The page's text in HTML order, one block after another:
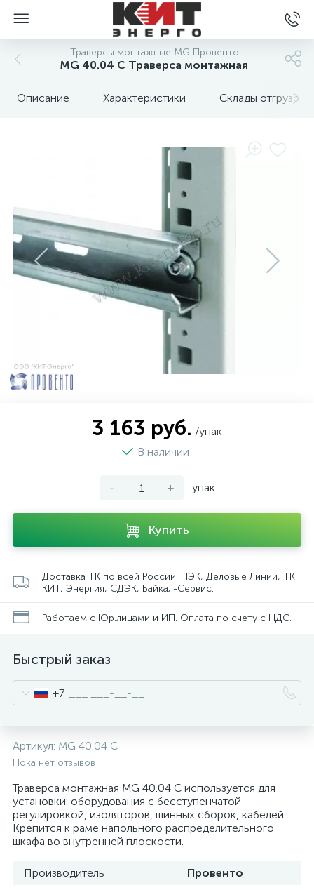
Траверсы монтажные MG Провенто
MG 40.04 C Траверса монтажная
Описание Характеристики Склады отгрузок
3 163 руб. /упак
В наличии
- + упак
Купить
Доставка ТК по всей России: ПЭК, Деловые Линии, ТК
КИТ, Энергия, СДЭК, Байкал-Сервис.
Работаем с Юр.лицами и ИП. Оплата по счету с НДС.
Быстрый заказ
+7
Артикул: MG 40.04 C
Пока нет отзывов
Траверса монтажная MG 40.04 C используется для
установки: оборудования с бесступенчатой
регулировкой, изоляторов, шинных сборок, кабелей.
Крепится к раме напольного распределительного
шкафа во внутренней плоскости.
Производитель
Провенто